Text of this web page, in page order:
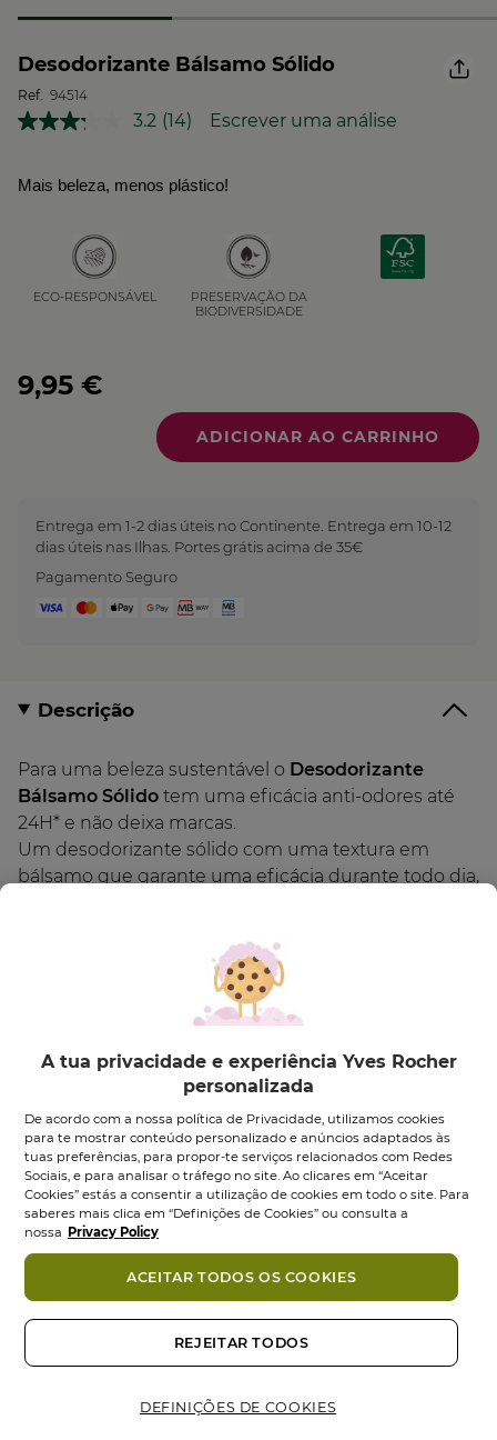
Desodorizante Bálsamo Sólido
Ref. 94514
3.2 Leu
Link
para
(14) Escrever uma análise
Mais beleza, menos plástico!
ECO-RESPONSÁVEL
PRESERVAÇÃO DA
BIODIVERSIDADE
9,95 €
Entrega em 1-2 dias úteis no Continente. Entrega em 10-12
dias úteis nas Ilhas. Portes grátis acima de 35€
Pagamento Seguro
Descrição
Para uma beleza sustentável o Desodorizante
Bálsamo Sólido tem uma eficácia anti-odores até
24H* e não deixa marcas.
Um desodorizante sólido com uma textura em
bálsamo que garante uma eficácia durante todo dia,
natural e foi enriquecida com Extrato de Aveia e
Manteiga de Karité, deixando a pele nutrida e
confortável. A sua embalagem em cartão é
*Estudo clinico realizado 20 em voluntários
CONSELHOS DE UTILIZAÇÃO:
Empurrar a parte inferior do tubo e efetuar duas
passagens para cima e para baixo nas axilas limpas e
sem irritações.
COMPROMISSO COSMÉTIQUE VÉGÉTAL®
• 95% de ingredientes de origem natural.
• Sem Silicone
• Sem Corantes
Ingredientes
Também podes gostar
A tua privacidade e experiência Yves Rocher
personalizada
De acordo com a nossa política de Privacidade, utilizamos cookies
para te mostrar conteúdo personalizado e anúncios adaptados às
tuas preferências, para propor-te serviços relacionados com Redes
Sociais, e para analisar o tráfego no site. Ao clicares em “Aceitar
Cookies” estás a consentir a utilização de cookies em todo o site. Para
saberes mais clica em “Definições de Cookies” ou consulta a
nossa Privacy Policy
DEFINIÇÕES DE COOKIES
REJEITAR TODOS
ACEITAR TODOS OS COOKIES